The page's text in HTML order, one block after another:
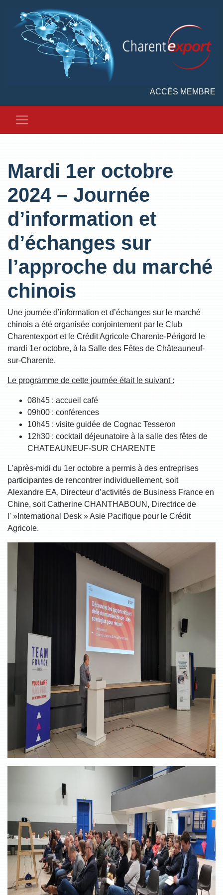
ACCÈS MEMBRE
Mardi 1er octobre
2024 – Journée
d’information et
d’échanges sur
l’approche du marché
chinois
Une journée d’information et d’échanges sur le marché
chinois a été organisée conjointement par le Club
Charentexport et le Crédit Agricole Charente-Périgord le
mardi 1er octobre, à la Salle des Fêtes de Châteauneuf-
sur-Charente.
Le programme de cette journée était le suivant :
08h45 : accueil café
09h00 : conférences
10h45 : visite guidée de Cognac Tesseron
12h30 : cocktail déjeunatoire à la salle des fêtes de
CHATEAUNEUF-SUR CHARENTE
L’après-midi du 1er octobre a permis à des entreprises
participantes de rencontrer individuellement, soit
Alexandre EA, Directeur d’activités de Business France en
Chine, soit Catherine CHANTHABOUN, Directrice de
l' »International Desk » Asie Pacifique pour le Crédit
Agricole.